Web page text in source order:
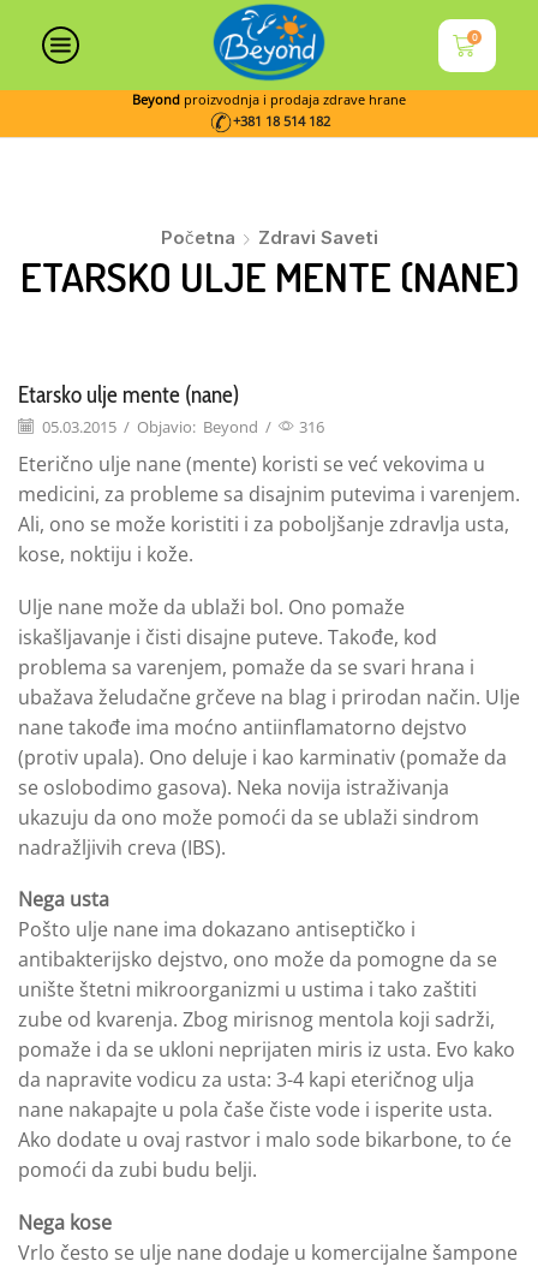
0
Beyond proizvodnja i prodaja zdrave hrane
+381 18 514 182
Početna Zdravi Saveti
ETARSKO ULJE MENTE (NANE)
Etarsko ulje mente (nane)
05.03.2015 / Objavio: Beyond / 316
Eterično ulje nane (mente) koristi se već vekovima u
medicini, za probleme sa disajnim putevima i varenjem.
Ali, ono se može koristiti i za poboljšanje zdravlja usta,
kose, noktiju i kože.
Ulje nane može da ublaži bol. Ono pomaže
iskašljavanje i čisti disajne puteve. Takođe, kod
problema sa varenjem, pomaže da se svari hrana i
ubažava želudačne grčeve na blag i prirodan način. Ulje
nane takođe ima moćno antiinflamatorno dejstvo
(protiv upala). Ono deluje i kao karminativ (pomaže da
se oslobodimo gasova). Neka novija istraživanja
ukazuju da ono može pomoći da se ublaži sindrom
nadražljivih creva (IBS).
Nega usta
Pošto ulje nane ima dokazano antiseptičko i
antibakterijsko dejstvo, ono može da pomogne da se
unište štetni mikroorganizmi u ustima i tako zaštiti
zube od kvarenja. Zbog mirisnog mentola koji sadrži,
pomaže i da se ukloni neprijaten miris iz usta. Evo kako
da napravite vodicu za usta: 3-4 kapi eteričnog ulja
nane nakapajte u pola čaše čiste vode i isperite usta.
Ako dodate u ovaj rastvor i malo sode bikarbone, to će
pomoći da zubi budu belji.
Nega kose
Vrlo često se ulje nane dodaje u komercijalne šampone